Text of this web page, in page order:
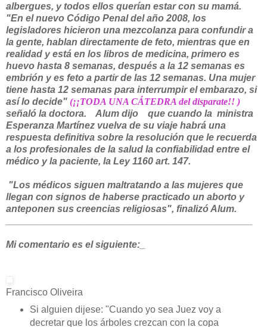
albergues, y todos ellos querían estar con su mamá.
"En el nuevo Código Penal del año 2008, los
legisladores hicieron una mezcolanza para confundir a
la gente, hablan directamente de feto, mientras que en
realidad y está en los libros de medicina, primero es
huevo hasta 8 semanas, después a la 12 semanas es
embrión y es feto a partir de las 12 semanas. Una mujer
tiene hasta 12 semanas para interrumpir el embarazo, si
así lo decide" (¡¡TODA UNA CÁTEDRA del disparate!! )
señaló la doctora. Alum dijo que cuando la ministra
Esperanza Martínez vuelva de su viaje habrá una
respuesta definitiva sobre la resolución que le recuerda
a los profesionales de la salud la confiabilidad entre el
médico y la paciente, la Ley 1160 art. 147.
"Los médicos siguen maltratando a las mujeres que
llegan con signos de haberse practicado un aborto y
anteponen sus creencias religiosas", finalizó Alum.
Mi comentario es el siguiente:_
Francisco Oliveira
Si alguien dijese: "Cuando yo sea Juez voy a
decretar que los árboles crezcan con la copa